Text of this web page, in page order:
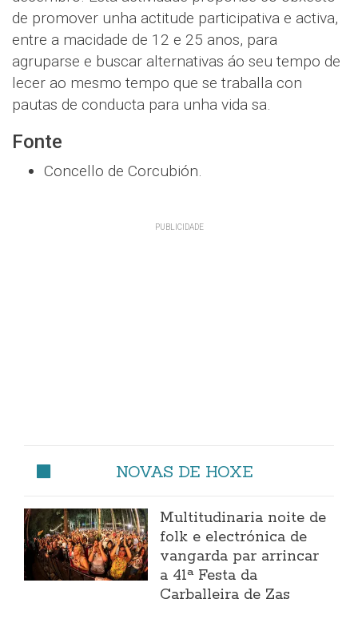
de promover unha actitude participativa e activa,
entre a macidade de 12 e 25 anos, para
agruparse e buscar alternativas áo seu tempo de
lecer ao mesmo tempo que se traballa con
pautas de conducta para unha vida sa.
Fonte
Concello de Corcubión.
NOVAS DE HOXE
Multitudinaria noite de
folk e electrónica de
vangarda par arrincar
a 41ª Festa da
Carballeira de Zas